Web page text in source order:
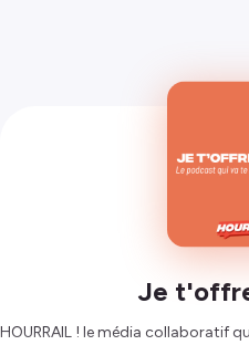
Je
HOURRAIL ! le média collaboratif